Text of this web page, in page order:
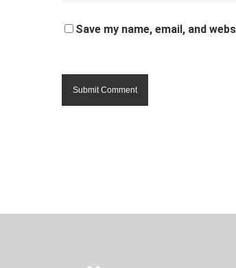
Save my name, email, and